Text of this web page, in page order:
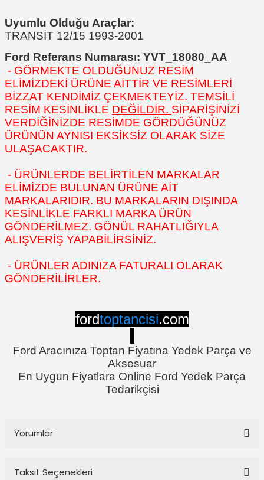
Uyumlu Olduğu Araçlar:
TRANSİT 12/15 1993-2001
Ford Referans Numarası: YVT_18080_AA
- GÖRMEKTE OLDUĞUNUZ RESİM
ELİMİZDEKİ ÜRÜNE AİTTİR VE RESİMLERİ
BİZZAT KENDİMİZ ÇEKMEKTEYİZ. TEMSİLİ
RESİM KESİNLİKLE DEĞİLDİR. SİPARİŞİNİZİ
VERDİĞİNİZDE RESİMDE GÖRDÜĞÜNÜZ
ÜRÜNÜN AYNISI EKSİKSİZ OLARAK SİZE
ULAŞACAKTIR.
- ÜRÜNLERDE BELİRTİLEN MARKALAR
ELİMİZDE BULUNAN ÜRÜNE AİT
MARKALARIDIR. BU MARKALARIN DIŞINDA
KESİNLİKLE FARKLI MARKA ÜRÜN
GÖNDERİLMEZ. GÖNÜL RAHATLIĞIYLA
ALIŞVERİŞ YAPABİLİRSİNİZ.
- ÜRÜNLER ADINIZA FATURALI OLARAK
GÖNDERİLİRLER.
fordtoptancisi.com
Ford Aracınıza Toptan Fiyatına Yedek Parça ve
Aksesuar
En Uygun Fiyatlara Online Ford Yedek Parça
Tedarikçisi
Yorumlar
Taksit Seçenekleri